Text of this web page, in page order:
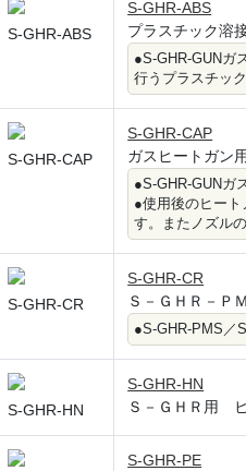
S-GHR-ABS
S-GHR-ABS
プラスチック溶
●S-GHR-GUNガ
行うプラスチッ
S-GHR-CAP
S-GHR-CAP
ガスヒートガン
●S-GHR-GUNガ
●使用後のヒー
す。またノズル
S-GHR-CR
S-GHR-CR
Ｓ－ＧＨＲ－Ｐ
●S-GHR-PMS／
S-GHR-HN
S-GHR-HN
Ｓ－ＧＨＲ用
S-GHR-PE